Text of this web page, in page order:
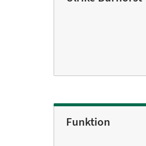
Funktion